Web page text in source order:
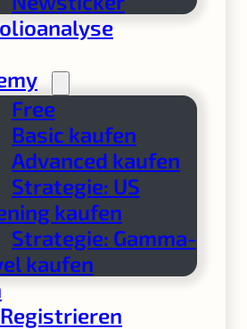
Free
Basic kaufen
Advanced kaufen
Strategie: US
kaufen
Strategie: Gamma-
kaufen